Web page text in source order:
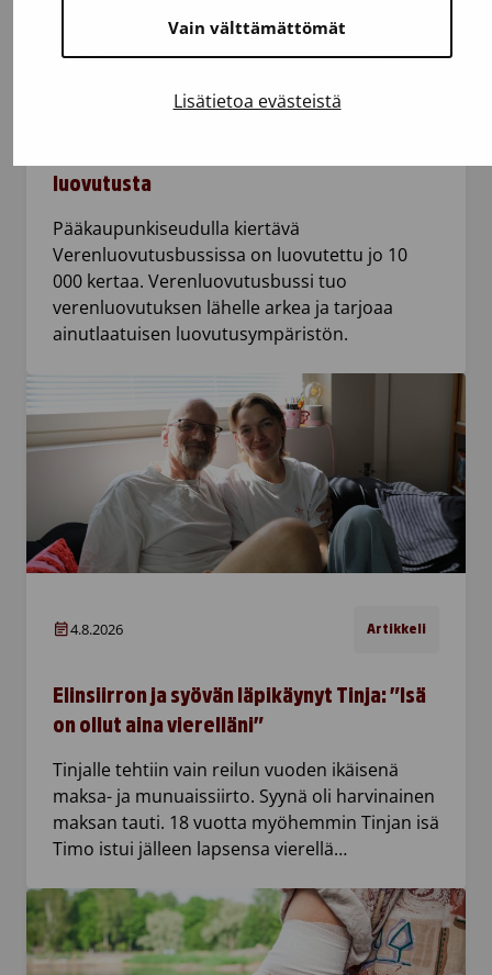
Vain välttämättömät
Lisätietoa evästeistä
4.8.2026 Artikkeli
luovutusta
Pääkaupunkiseudulla kiertävä
Verenluovutusbussissa on luovutettu jo 10
000 kertaa. Verenluovutusbussi tuo
verenluovutuksen lähelle arkea ja tarjoaa
ainutlaatuisen luovutusympäristön.
4.8.2026 Artikkeli
Elinsiirron ja syövän läpikäynyt Tinja: ”Isä
on ollut aina vierelläni”
Tinjalle tehtiin vain reilun vuoden ikäisenä
maksa- ja munuaissiirto. Syynä oli harvinainen
maksan tauti. 18 vuotta myöhemmin Tinjan isä
Timo istui jälleen lapsensa vierellä…